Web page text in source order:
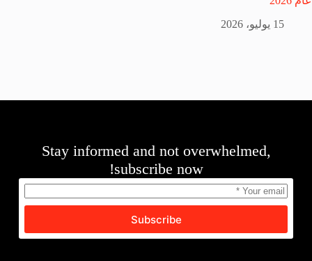
15 يوليو، 2026
Stay informed and not overwhelmed,
subscribe now!
Subscribe